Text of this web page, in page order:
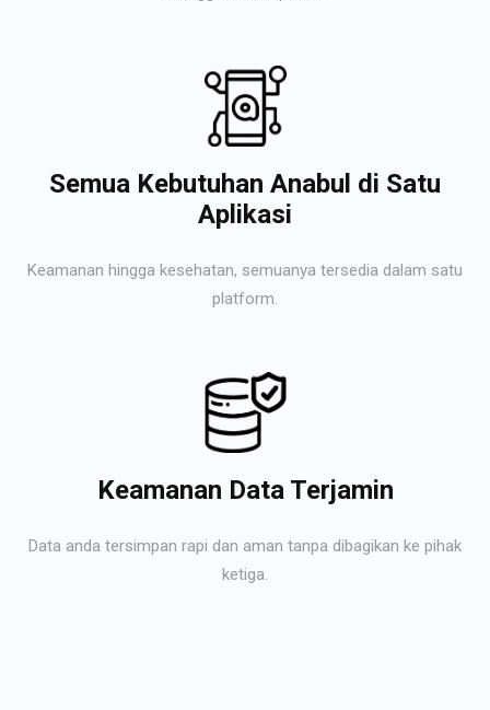
Semua Kebutuhan Anabul di Satu
Aplikasi
Keamanan hingga kesehatan, semuanya tersedia dalam satu
platform.
Keamanan Data Terjamin
Data anda tersimpan rapi dan aman tanpa dibagikan ke pihak
ketiga.